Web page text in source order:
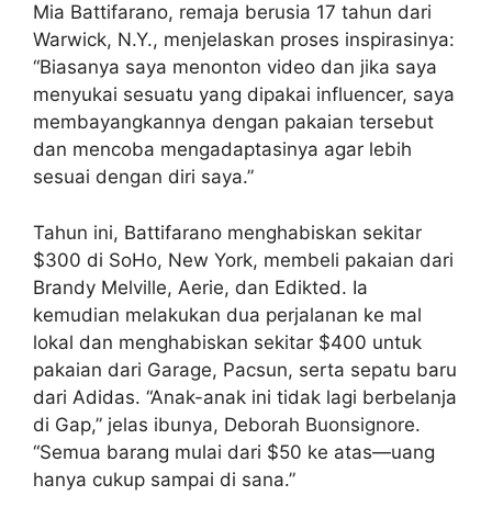
Mia Battifarano, remaja berusia 17 tahun dari
Warwick, N.Y., menjelaskan proses inspirasinya:
“Biasanya saya menonton video dan jika saya
menyukai sesuatu yang dipakai influencer, saya
membayangkannya dengan pakaian tersebut
dan mencoba mengadaptasinya agar lebih
sesuai dengan diri saya.”
Tahun ini, Battifarano menghabiskan sekitar
$300 di SoHo, New York, membeli pakaian dari
Brandy Melville, Aerie, dan Edikted. Ia
kemudian melakukan dua perjalanan ke mal
lokal dan menghabiskan sekitar $400 untuk
pakaian dari Garage, Pacsun, serta sepatu baru
dari Adidas. “Anak-anak ini tidak lagi berbelanja
di Gap,” jelas ibunya, Deborah Buonsignore.
“Semua barang mulai dari $50 ke atas—uang
hanya cukup sampai di sana.”